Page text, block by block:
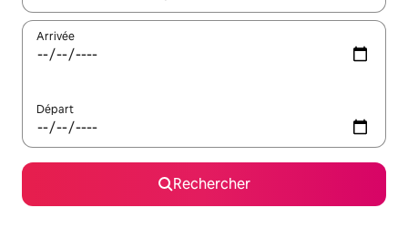
Arrivée
Départ
Rechercher